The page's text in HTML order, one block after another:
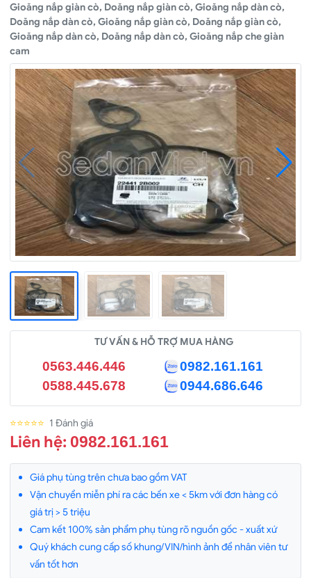
Gioăng nắp giàn cò, Doăng nắp giàn cò, Gioăng nắp dàn cò,
Doăng nắp dàn cò, Gioăng nắp giàn cò, Doăng nắp giàn cò,
Gioăng nắp dàn cò, Doăng nắp dàn cò, Gioăng nắp che giàn
cam
TƯ VẤN & HỖ TRỢ MUA HÀNG
0563.446.446
0982.161.161
0588.445.678
0944.686.646
⭐⭐⭐⭐⭐ 1 Đánh giá
Liên hệ: 0982.161.161
Giá phụ tùng trên chưa bao gồm VAT
Vận chuyển miễn phí ra các bến xe < 5km với đơn hàng có
giá trị > 5 triệu
Cam kết 100% sản phẩm phụ tùng rõ nguồn gốc - xuất xứ
Quý khách cung cấp số khung/VIN/hình ảnh để nhân viên tư
vấn tốt hơn